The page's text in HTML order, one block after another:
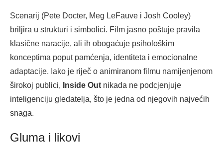
Scenarij (Pete Docter, Meg LeFauve i Josh Cooley)
briljira u strukturi i simbolici. Film jasno poštuje pravila
klasične naracije, ali ih obogaćuje psihološkim
konceptima poput pamćenja, identiteta i emocionalne
adaptacije. Iako je riječ o animiranom filmu namijenjenom
širokoj publici, Inside Out nikada ne podcjenjuje
inteligenciju gledatelja, što je jedna od njegovih najvećih
snaga.
Gluma i likovi